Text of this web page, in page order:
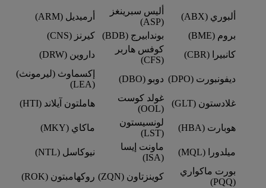
ألبوري (ABX)
أليس سبرينغز
(ASP)
أرميديل (ARM)
بروم (BME)
بوندابيرج (BDB)
كيرنز (CNS)
كانبيرا (CBR)
كوفس هاربر
(CFS)
داروين (DRW)
ديفونبورت (DPO) دوبو (DBO)
إكسماوث (ليرمونث)
(LEA)
غلادستون (GLT)
غولد كوست
(OOL)
هاملتون آيلاند (HTI)
هوبارت (HBA)
لونسيستون
(LST)
ماكاي (MKY)
ميلدورا (MQL)
ماونت إيسا
(ISA)
نيوكاسل (NTL)
بورت ماكواري
(PQQ)
كوينزتاون (ZQN) روكهامبتون (ROK)